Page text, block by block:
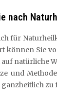
nach
für
können Sie
auf natürliche
und
ganzheitlich zu